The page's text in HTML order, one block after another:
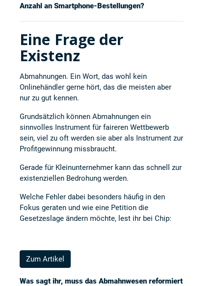
Anzahl an Smartphone-Bestellungen?
Eine Frage der
Existenz
Abmahnungen. Ein Wort, das wohl kein
Onlinehändler gerne hört, das die meisten aber
nur zu gut kennen.
Grundsätzlich können Abmahnungen ein
sinnvolles Instrument für faireren Wettbewerb
sein, viel zu oft werden sie aber als Instrument zur
Profitgewinnung missbraucht.
Gerade für Kleinunternehmer kann das schnell zur
existenziellen Bedrohung werden.
Welche Fehler dabei besonders häufig in den
Fokus geraten und wie eine Petition die
Gesetzeslage ändern möchte, lest ihr bei Chip:
Zum Artikel
Was sagt ihr, muss das Abmahnwesen reformiert